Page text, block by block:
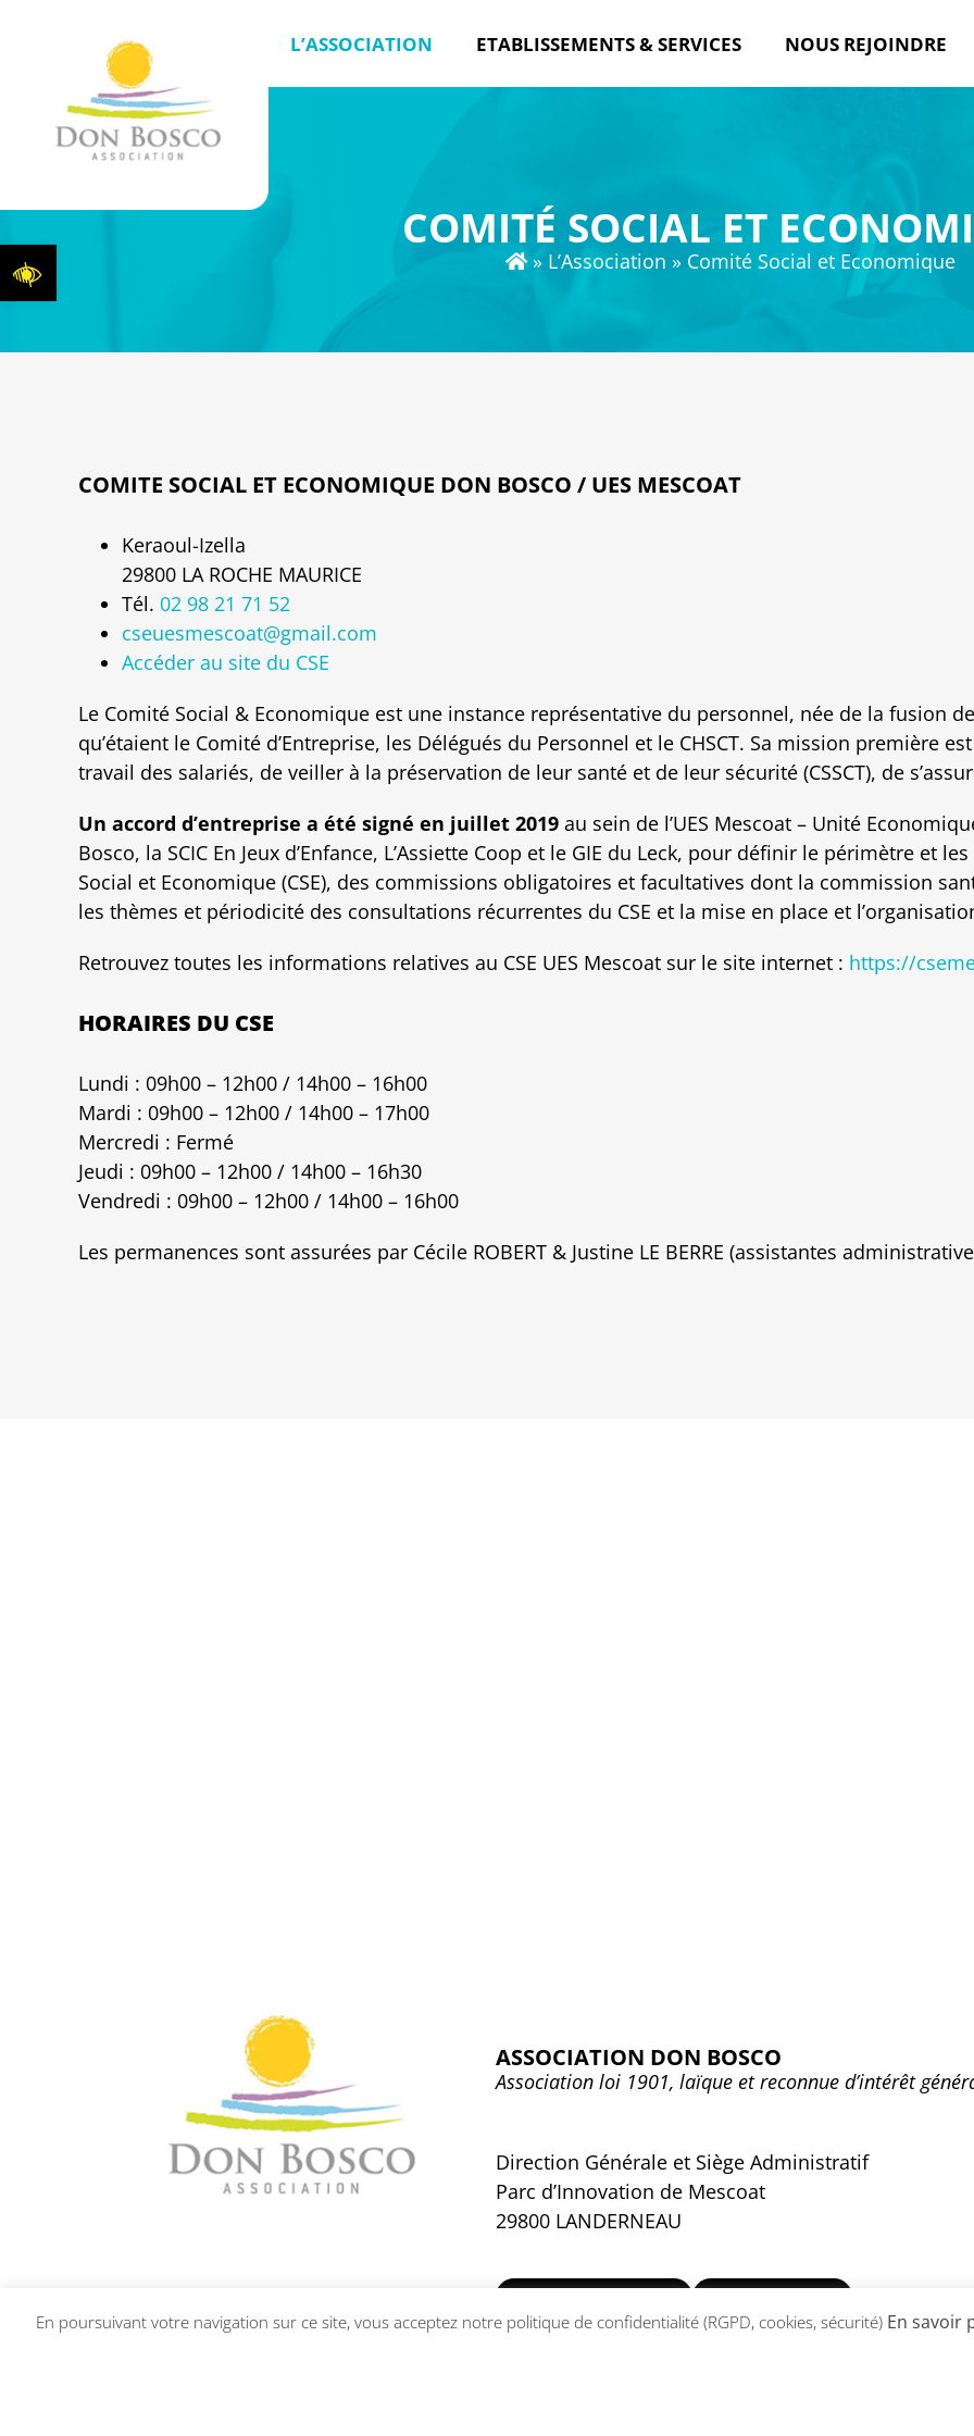
Ouvrir la barre d’outils
L’ASSOCIATION ETABLISSEMENTS & SERVICES NOUS REJOINDRE
COMITÉ SOCIAL ET
» L’Association » Comité Social et Economique
COMITE SOCIAL ET ECONOMIQUE DON BOSCO / UES MESCOAT
Keraoul-Izella
29800 LA ROCHE MAURICE
Tél. 02 98 21 71 52
cseuesmescoat@gmail.com
Accéder au site du CSE
Le Comité Social & Economique est une instance représentative du personnel, née de la fusion
qu’étaient le Comité d’Entreprise, les Délégués du Personnel et le CHSCT. Sa mission première
travail des salariés, de veiller à la préservation de leur santé et de leur sécurité (CSSCT), de
Un accord d’entreprise a été signé en juillet 2019 au sein de l’UES Mescoat – Unité
Bosco, la SCIC En Jeux d’Enfance, L’Assiette Coop et le GIE du Leck, pour définir le périmètre et
Social et Economique (CSE), des commissions obligatoires et facultatives dont la commission
les thèmes et périodicité des consultations récurrentes du CSE et la mise en place et
Retrouvez toutes les informations relatives au CSE UES Mescoat sur le site internet : https://
HORAIRES DU CSE
Lundi : 09h00 – 12h00 / 14h00 – 16h00
Mardi : 09h00 – 12h00 / 14h00 – 17h00
Mercredi : Fermé
Jeudi : 09h00 – 12h00 / 14h00 – 16h30
Vendredi : 09h00 – 12h00 / 14h00 – 16h00
Les permanences sont assurées par Cécile ROBERT & Justine LE BERRE (assistantes
ASSOCIATION DON BOSCO
Association loi 1901, laïque et reconnue d’intérêt
Direction Générale et Siège Administratif
Parc d’Innovation de Mescoat
29800 LANDERNEAU
En poursuivant votre navigation sur ce site, vous acceptez notre politique de confidentialité (RGPD, cookies, sécurité) En savoir